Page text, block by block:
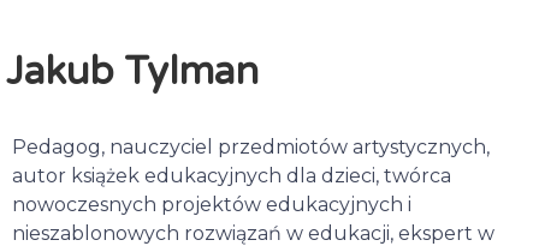
Jakub Tylman
Pedagog, nauczyciel przedmiotów artystycznych,
autor książek edukacyjnych dla dzieci, twórca
nowoczesnych projektów edukacyjnych i
nieszablonowych rozwiązań w edukacji, ekspert w